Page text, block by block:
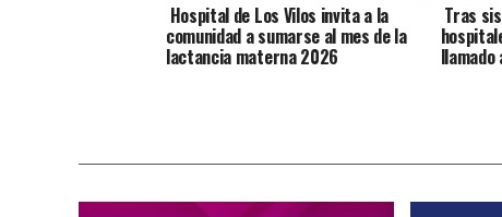
Hospital de Los Vilos invita a la
comunidad a sumarse al mes de la
lactancia materna 2026
Tras